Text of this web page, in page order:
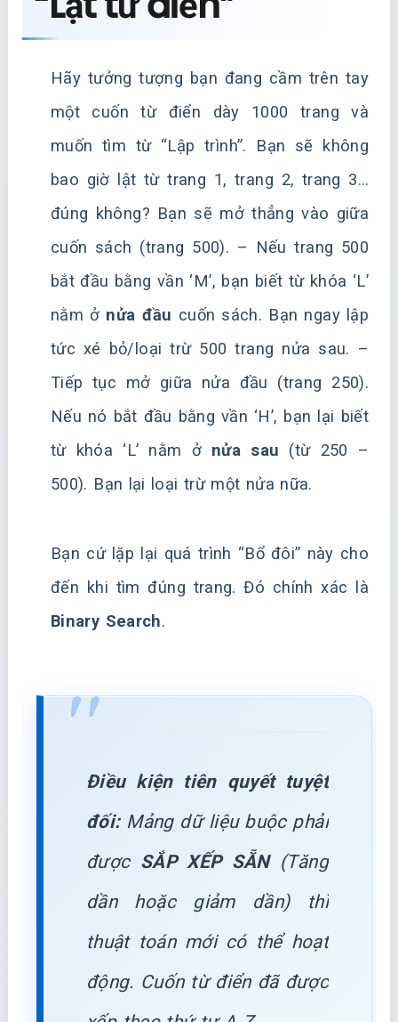
Hãy tưởng tượng bạn đang cầm trên tay
một cuốn từ điển dày 1000 trang và
muốn tìm từ “Lập trình”. Bạn sẽ không
bao giờ lật từ trang 1, trang 2, trang 3…
đúng không? Bạn sẽ mở thẳng vào giữa
cuốn sách (trang 500). – Nếu trang 500
bắt đầu bằng vần ‘M’, bạn biết từ khóa ‘L’
nằm ở nửa đầu cuốn sách. Bạn ngay lập
tức xé bỏ/loại trừ 500 trang nửa sau. –
Tiếp tục mở giữa nửa đầu (trang 250).
Nếu nó bắt đầu bằng vần ‘H’, bạn lại biết
từ khóa ‘L’ nằm ở nửa sau (từ 250 –
500). Bạn lại loại trừ một nửa nữa.
Bạn cứ lặp lại quá trình “Bổ đôi” này cho
đến khi tìm đúng trang. Đó chính xác là
Binary Search.
Điều kiện tiên quyết tuyệt
đối:Mảng dữ liệu buộc phải
được SẮP XẾP SẴN(Tăng
dần hoặc giảm dần) thì
thuật toán mới có thể hoạt
động. Cuốn từ điển đã được